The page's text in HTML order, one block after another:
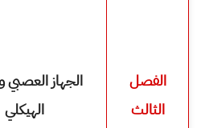
الفصل
الثالث
الجهاز العصبي
الهيكلي